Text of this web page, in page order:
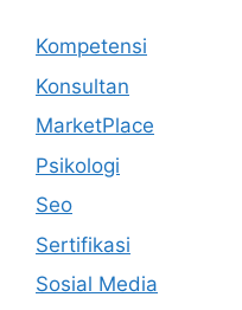
Kompetensi
Konsultan
MarketPlace
Psikologi
Seo
Sertifikasi
Sosial Media